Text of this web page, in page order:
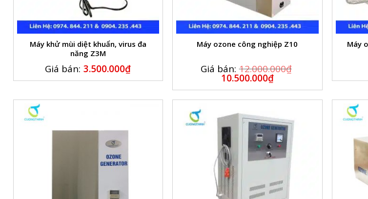
Máy khử mùi diệt khuẩn, virus đa
năng Z3M
Giá bán: 3.500.000₫
Máy ozone công nghiệp Z10
Giá bán: 12.000.000₫
10.500.000₫
Máy